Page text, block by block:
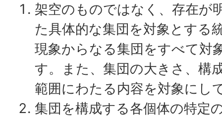
架空のものではなく、存在が
た具体的な集団を対象とする
現象からなる集団をすべて対
す。また、集団の大きさ、構
範囲にわたる内容を対象にし
集団を構成する各個体の特定